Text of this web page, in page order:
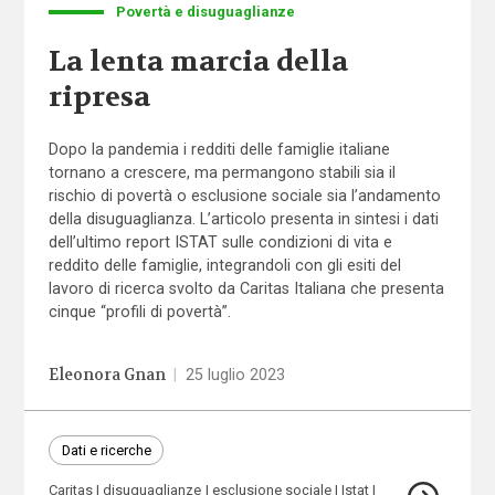
Povertà e disuguaglianze
La lenta marcia della
ripresa
Dopo la pandemia i redditi delle famiglie italiane
tornano a crescere, ma permangono stabili sia il
rischio di povertà o esclusione sociale sia l’andamento
della disuguaglianza. L’articolo presenta in sintesi i dati
dell’ultimo report ISTAT sulle condizioni di vita e
reddito delle famiglie, integrandoli con gli esiti del
lavoro di ricerca svolto da Caritas Italiana che presenta
cinque “profili di povertà”.
Eleonora Gnan 25 luglio 2023
Dati e ricerche
Caritas disuguaglianze esclusione sociale Istat